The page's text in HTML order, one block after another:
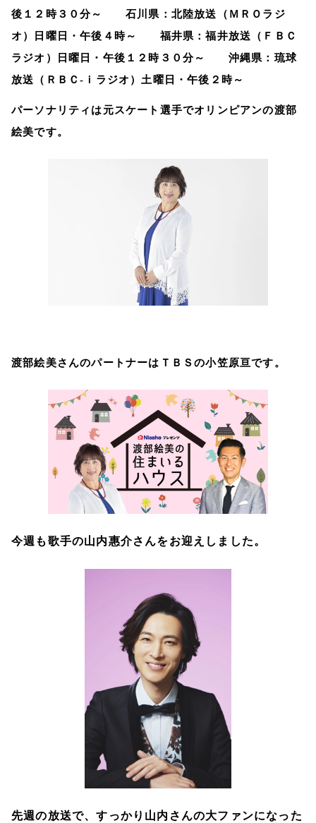
後１２時３０分～ 石川県：北陸放送（ＭＲＯラジ
オ）日曜日・午後４時～ 福井県：福井放送（ＦＢＣ
ラジオ）日曜日・午後１２時３０分～ 沖縄県：琉球
放送（ＲＢＣ‐ｉラジオ）土曜日・午後２時～
パーソナリティは元スケート選手でオリンピアンの渡部
絵美です。
渡部絵美さんのパートナーはＴＢＳの小笠原亘です。
今週も歌手の山内惠介さんをお迎えしました。
先週の放送で、すっかり山内さんの大ファンになった